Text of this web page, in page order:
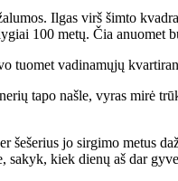
Il­gas virš šim­to
100 me­tų. Čia anuo­met
tuo­met va­di­na­mų­jų
ta­po naš­le, vy­ras mi­rė
še­še­rius jo sir­gi­mo me­tus
kiek die­nų aš dar